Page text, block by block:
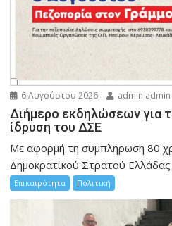
6 Αυγούστου 2026 admin admin
Διήμερο εκδηλώσεων για
ίδρυση του ΔΣΕ
Με αφορμή τη συμπλήρωση 80
Δημοκρατικού Στρατού
Επικαιρότητα Πολιτική